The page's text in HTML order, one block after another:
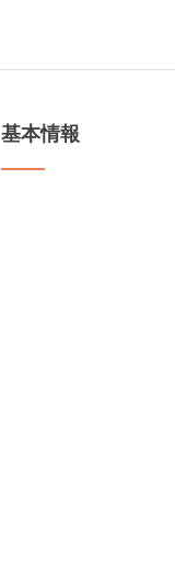
基本情報